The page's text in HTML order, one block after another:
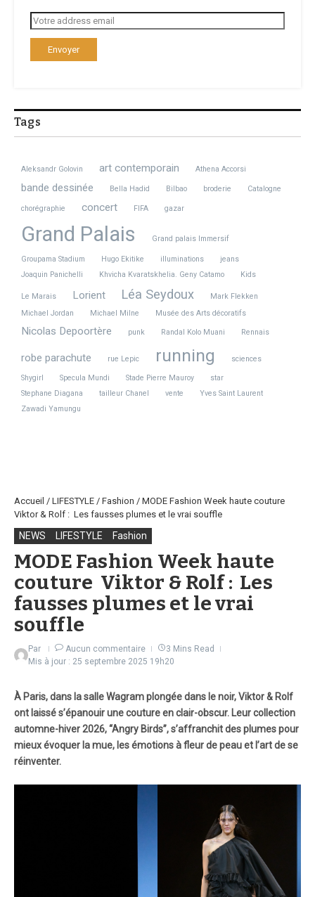
Tags
Aleksandr Golovin art contemporain Athena Accorsi
bande dessinée Bella Hadid Bilbao broderie Catalogne
chorégraphie concert FIFA gazar
Grand Palais Grand palais Immersif
Groupama Stadium Hugo Ekitike illuminations
jeans
Joaquin Panichelli
Khvicha Kvaratskhelia. Geny Catamo Kids
Le Marais Lorient Léa Seydoux
Mark Flekken
Michael Jordan
Michael Milne Musée des Arts décoratifs
Nicolas Depoortère punk Randal Kolo Muani Rennais
robe parachute rue Lepic running sciences
Shygirl Specula Mundi Stade Pierre Mauroy
star
Stephane Diagana
tailleur Chanel vente
Yves Saint Laurent
Zawadi Yamungu
Accueil / LIFESTYLE / Fashion / MODE Fashion Week haute couture
Viktor & Rolf : Les fausses plumes et le vrai souffle
NEWS LIFESTYLE Fashion
MODE Fashion Week haute
couture Viktor & Rolf : Les
fausses plumes et le vrai
souffle
Par Aucun commentaire
3 Mins Read
Mis à jour : 25 septembre 2025 19h20
À Paris, dans la salle Wagram plongée dans le noir, Viktor & Rolf
ont laissé s’épanouir une couture en clair-obscur. Leur collection
automne-hiver 2026, “Angry Birds”, s’affranchit des plumes pour
mieux évoquer la mue, les émotions à fleur de peau et l’art de se
réinventer.